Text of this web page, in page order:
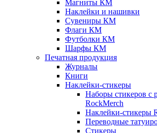
Магниты КМ
Наклейки и нашивки
Сувениры КМ
Флаги КМ
Футболки КМ
Шарфы КМ
Печатная продукция
Журналы
Книги
Наклейки-стикеры
Наборы стикеров с
RockMerch
Наклейки-стикеры
Переводные
Стикеры